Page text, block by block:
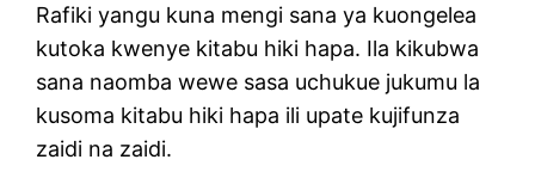
Rafiki yangu kuna mengi sana ya kuongelea
kutoka kwenye kitabu hiki hapa. Ila kikubwa
sana naomba wewe sasa uchukue jukumu la
kusoma kitabu hiki hapa ili upate kujifunza
zaidi na zaidi.